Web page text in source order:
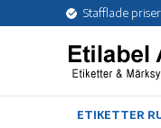
Stafflade priser
ETIKETTER